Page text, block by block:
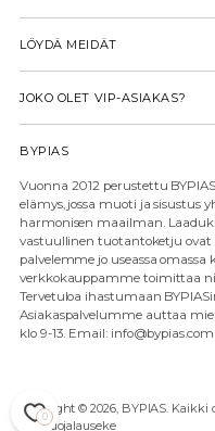
LÖYDÄ MEIDÄT
JOKO OLET VIP-ASIAKAS?
BYPIAS
Vuonna 2012 perustettu
elämys, jossa muoti ja sisustus
harmonisen maailman.
vastuullinen tuotantoketju ovat
palvelemme jo useassa
verkkokauppamme toimittaa
Tervetuloa ihastumaan
Asiakaspalvelumme auttaa
klo 9-13. Email:
Copyright © 2026, BYPIAS. Kaikki
tietosuojalauseke
0